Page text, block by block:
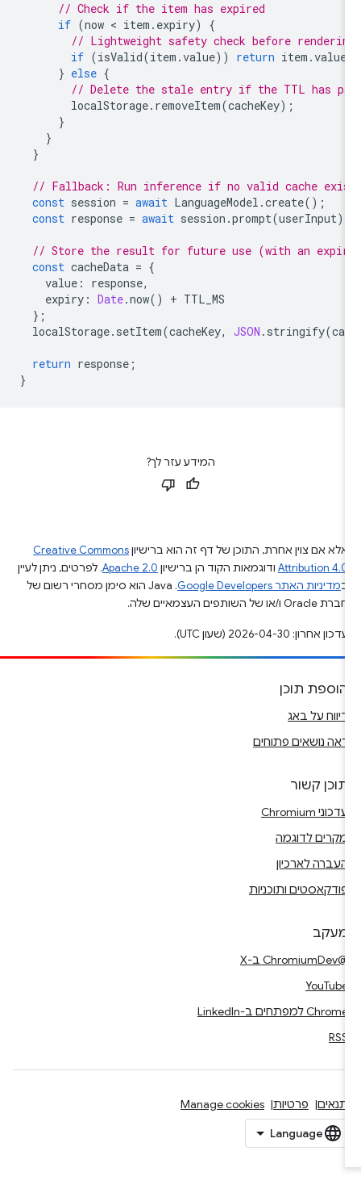
// Check if the item has expired
if (now < item.expiry )
// Lightweight safety check before
if (isValid(item.value )) return item.value
} else
// Delete the stale entry if the TTL has
localStorage.removeItem(cacheKey
// Fallback: Run inference if no valid cache
const session = await LanguageModel.create ();
const response = await session.prompt(userInput
// Store the result for future use (with an
const cacheData =
value
: response
expiry : Date.now () + TTL_MS
localStorage.setItem(cacheKey , JSON.stringify(
return response
המידע עזר לך?
אלא אם צוין אחרת, התוכן של דף זה הוא ברישיוןCreative Commons
Attribution 4.0ודוגמאות הקוד הן ברישיוןApache 2.0. לפרטים, ניתן לעיין
מדיניות האתר Google Developers‏
.‏ Java הוא סימן מסחרי רשום של
חברת Oracle ו/או של השותפים העצמאיים שלה.
עדכון אחרון: 2026-04-30 (שעון UTC).
הוספת תוכן
דיווח על באג
ראה נושאים פתוחים
תוכן קשור
עדכוני Chromium
מקרים לדוגמה
העברה לארכיון
פודקאסטים ותוכניות
מעקב
YouTube
Chrome למפתחים ב-LinkedIn
RSS
תנאים פרטיות Manage cookies